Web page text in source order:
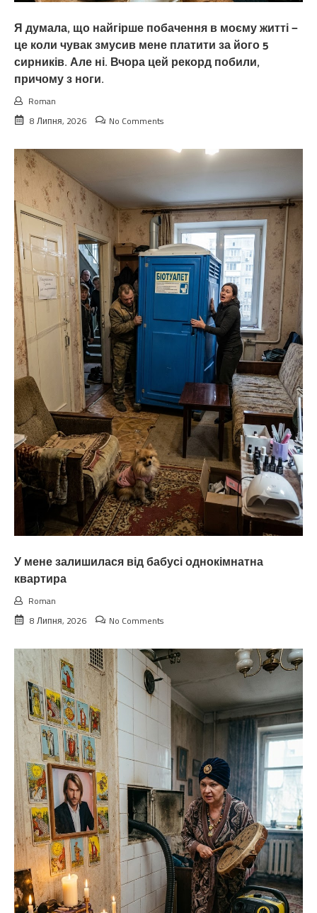
Я думала, що найгірше побачення в моєму житті —
це коли чувак змусив мене платити за його 5
сирників. Але ні. Вчора цей рекорд побили,
причому з ноги.
Roman
8 Липня, 2026
No Comments
У мене залишилася від бабусі однокімнатна
квартира
Roman
8 Липня, 2026
No Comments